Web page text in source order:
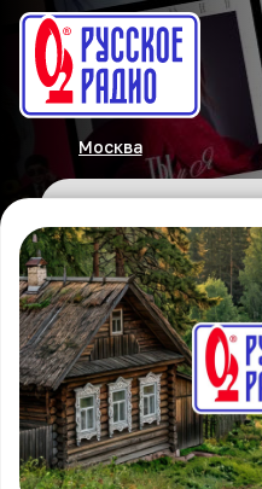
Москва